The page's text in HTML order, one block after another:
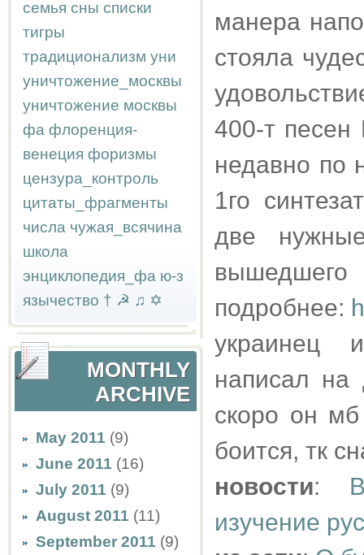
семья сны списки
тигры
традиционализм уни
уничтожение_москвы
уничтожение москвы
фа флоренция-
венеция форизмы
цензура_контроль
цитаты_фрагменты
числа чужая_всячина
школа
энциклопедия_фа ю-з
язычество † ☭ ♫ ✡
MONTHLY
ARCHIVE
May 2011 (9)
June 2011 (16)
July 2011 (9)
August 2011 (11)
September 2011 (9)
манера
стояла
400-т
недавно по
1го
две
подробнее:
украинец
написал на
скоро он
боится, тк
новости:
изучение